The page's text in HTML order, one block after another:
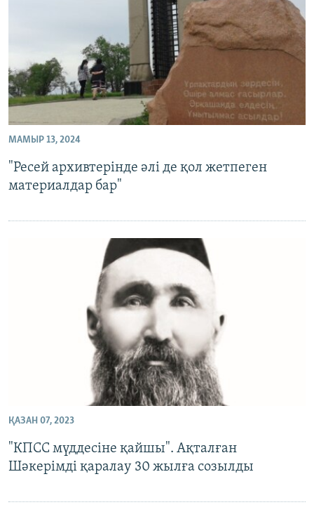
МАМЫР 13, 2024
"Ресей архивтерінде әлі де қол жетпеген
материалдар бар"
ҚАЗАН 07, 2023
"КПСС мүддесіне қайшы". Ақталған
Шәкерімді қаралау 30 жылға созылды